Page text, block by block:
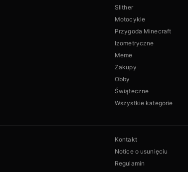
Slither
Motocykle
Przygoda Minecraft
Izometryczne
Meme
Zakupy
Obby
Świąteczne
Wszystkie kategorie
Kontakt
Notice o usunięciu
Regulamin